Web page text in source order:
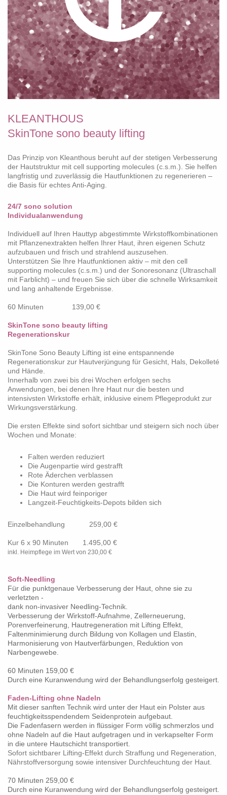
KLEANTHOUS
SkinTone sono beauty lifting
Das Prinzip von Kleanthous beruht auf der stetigen Verbesserung
der Hautstruktur mit cell supporting molecules (c.s.m.). Sie helfen
langfristig und zuverlässig die Hautfunktionen zu regenerieren –
die Basis für echtes Anti-Aging.
24/7 sono solution
Individualanwendung
Individuell auf Ihren Hauttyp abgestimmte Wirkstoffkombinationen
mit Pflanzenextrakten helfen Ihrer Haut, ihren eigenen Schutz
aufzubauen und frisch und strahlend auszusehen.
Unterstützen Sie Ihre Hautfunktionen aktiv – mit den cell
supporting molecules (c.s.m.) und der Sonoresonanz (Ultraschall
mit Farblicht) – und freuen Sie sich über die schnelle Wirksamkeit
und lang anhaltende Ergebnisse.
60 Minuten 139,00 €
SkinTone sono beauty lifting
Regenerationskur
SkinTone Sono Beauty Lifting ist eine entspannende
Regenerationskur zur Hautverjüngung für Gesicht, Hals, Dekolleté
und Hände.
Innerhalb von zwei bis drei Wochen erfolgen sechs
Anwendungen, bei denen Ihre Haut nur die besten und
intensivsten Wirkstoffe erhält, inklusive einem Pflegeprodukt zur
Wirkungsverstärkung.
Die ersten Effekte sind sofort sichtbar und steigern sich noch über
Wochen und Monate:
Falten werden reduziert
Die Augenpartie wird gestrafft
Rote Äderchen verblassen
Die Konturen werden gestrafft
Die Haut wird feinporiger
Langzeit-Feuchtigkeits-Depots bilden sich
Einzelbehandlung 259,00 €
Kur 6 x 90 Minuten 1.495,00 €
inkl. Heimpflege im Wert von 230,00 €
Soft-Needling
Für die punktgenaue Verbesserung der Haut, ohne sie zu
verletzten -
dank non-invasiver Needling-Technik.
Verbesserung der Wirkstoff-Aufnahme, Zellerneuerung,
Porenverfeinerung, Hautregeneration mit Lifting Effekt,
Faltenminimierung durch Bildung von Kollagen und Elastin,
Harmonisierung von Hautverfärbungen, Reduktion von
Narbengewebe.
60 Minuten 159,00 €
Durch eine Kuranwendung wird der Behandlungserfolg gesteigert.
Faden-Lifting ohne Nadeln
Mit dieser sanften Technik wird unter der Haut ein Polster aus
feuchtigkeitsspendendem Seidenprotein aufgebaut.
Die Fadenfasern werden in flüssiger Form völlig schmerzlos und
ohne Nadeln auf die Haut aufgetragen und in verkapselter Form
in die untere Hautschicht transportiert.
Sofort sichtbarer Lifting-Effekt durch Straffung und Regeneration,
Nährstoffversorgung sowie intensiver Durchfeuchtung der Haut.
70 Minuten 259,00 €
Durch eine Kuranwendung wird der Behandlungserfolg gesteigert.